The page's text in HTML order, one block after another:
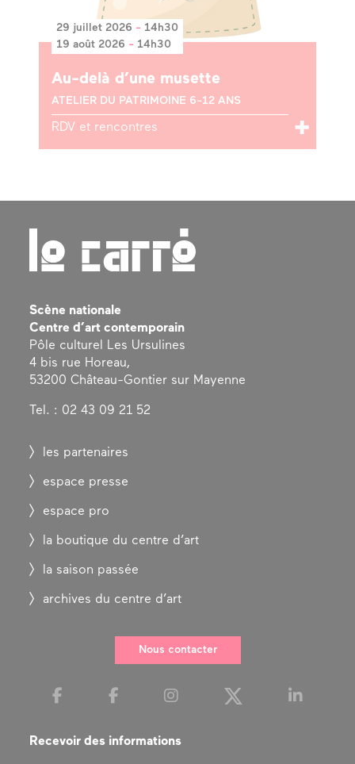
29 juillet 2026 - 14h30
19 août 2026 - 14h30
Au-delà d’une musette
ATELIER DU PATRIMOINE 6-12 ANS
RDV et rencontres
Scène nationale
Centre d’art contemporain
Pôle culturel Les Ursulines
4 bis rue Horeau,
53200 Château-Gontier sur Mayenne
Tel. : 02 43 09 21 52
les partenaires
espace presse
espace pro
la boutique du centre d’art
la saison passée
archives du centre d’art
Nous contacter
Recevoir des informations